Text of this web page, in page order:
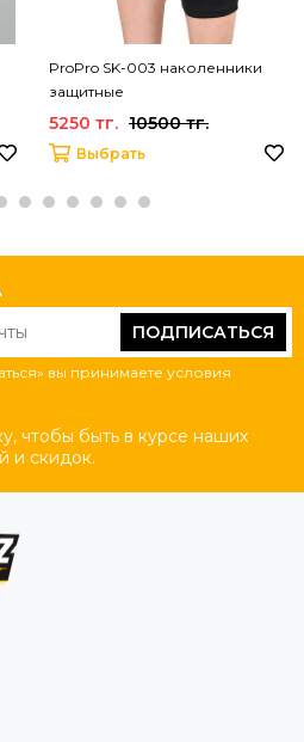
ProPro SK-003 наколенники
защитные
5250 тг. 10500 тг.
Выбрать
ПОДПИСАТЬСЯ
вы принимаете условия
чтобы быть в курсе наших
и скидок.